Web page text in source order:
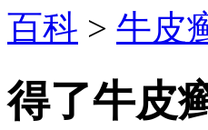
百科 > 牛皮
得了牛皮